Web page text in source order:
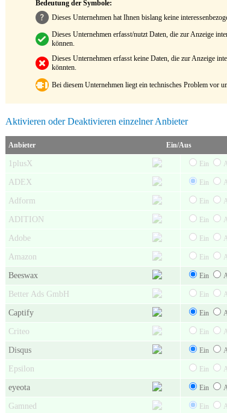
Bedeutung der Symbole:
Dieses Unternehmen hat Ihnen bislang keine
Dieses Unternehmen erfasst/nutzt Daten, die zur Anzeige
können.
Dieses Unternehmen erfasst keine Daten, die zur Anzeige
könnten.
Bei diesem Unternehmen liegt ein technisches Problem vor